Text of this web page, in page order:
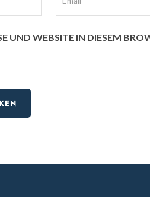
UND WEBSITE IN DIESEM